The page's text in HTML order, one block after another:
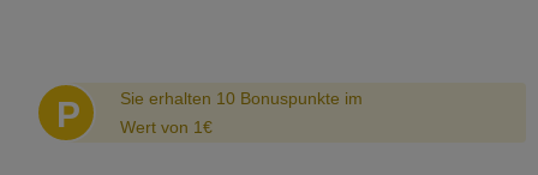
P
Sie erhalten 10 Bonuspunkte im
Wert von 1€